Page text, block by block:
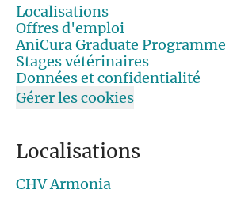
Localisations
Offres d'emploi
AniCura Graduate Programme
Stages vétérinaires
Données et confidentialité
Gérer les cookies
Localisations
CHV Armonia